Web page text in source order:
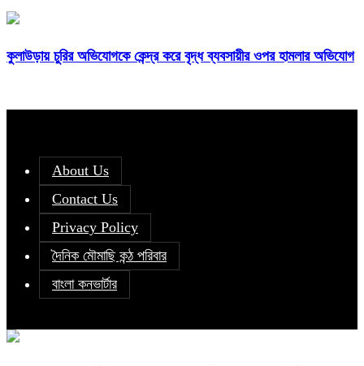
কুলাউড়ায় চুরির অভিযোগকে কেন্দ্র করে বৃদ্ধ ব্যবসায়ীর ওপর হামলার অভিযোগ
About Us
Contact Us
Privacy Policy
দৈনিক মৌমাছি কন্ঠ পরিবার
বাংলা কনভার্টার